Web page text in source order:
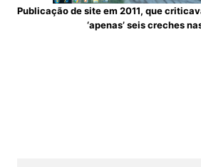
Publicação de site em 2011, que
‘apenas’ seis creches